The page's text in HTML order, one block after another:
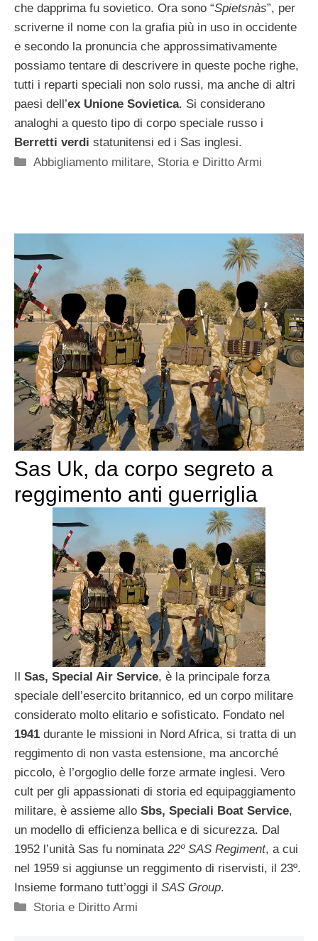
che dapprima fu sovietico. Ora sono “Spietsnàs”, per
scriverne il nome con la grafia più in uso in occidente
e secondo la pronuncia che approssimativamente
possiamo tentare di descrivere in queste poche righe,
tutti i reparti speciali non solo russi, ma anche di altri
paesi dell’ex Unione Sovietica. Si considerano
analoghi a questo tipo di corpo speciale russo i
Berretti verdi statunitensi ed i Sas inglesi.
Categorie
Abbigliamento militare, Storia e Diritto Armi
Sas Uk, da corpo segreto a
reggimento anti guerriglia
Il Sas, Special Air Service, è la principale forza
speciale dell’esercito britannico, ed un corpo militare
considerato molto elitario e sofisticato. Fondato nel
1941 durante le missioni in Nord Africa, si tratta di un
reggimento di non vasta estensione, ma ancorché
piccolo, è l’orgoglio delle forze armate inglesi. Vero
cult per gli appassionati di storia ed equipaggiamento
militare, è assieme allo Sbs, Speciali Boat Service,
un modello di efficienza bellica e di sicurezza. Dal
1952 l’unità Sas fu nominata 22º SAS Regiment, a cui
nel 1959 si aggiunse un reggimento di riservisti, il 23º.
Insieme formano tutt’oggi il SAS Group.
Categorie
Storia e Diritto Armi